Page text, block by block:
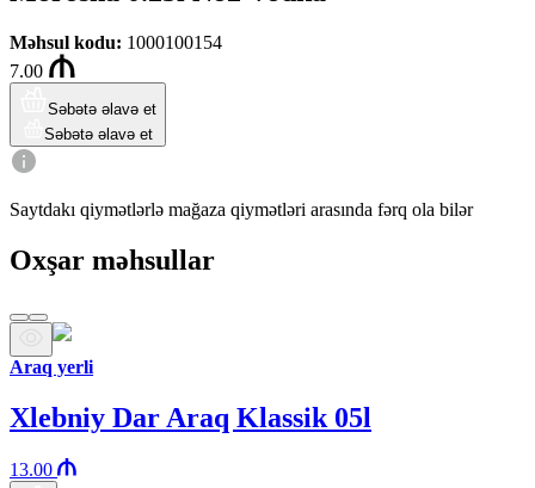
Məhsul kodu: 1000100154
7.00
Səbətə əlavə et
Səbətə əlavə et
Saytdakı qiymətlərlə mağaza qiymətləri arasında fərq ola bilər
Oxşar məhsullar
Araq yerli
Xlebniy Dar Araq Klassik 05l
13.00